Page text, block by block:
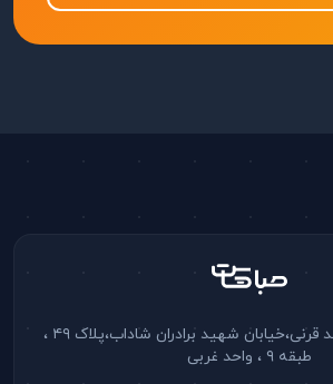
خیابان شهید سپهبد قرنی،خیابان شهید برادران شاداب،پلاک ۴۹ ،
طبقه ۹ ، واحد غربی